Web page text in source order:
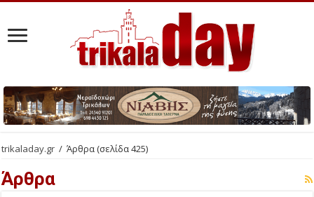
trikaladay.gr / Άρθρα(σελίδα 425)
Άρθρα